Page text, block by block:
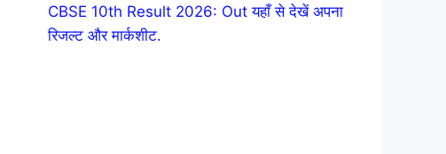
CBSE 10th Result 2026: Out यहाँ से देखें अपना
रिजल्ट और मार्कशीट.